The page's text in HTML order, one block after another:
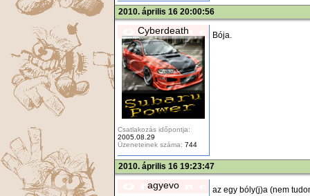
2010. április 16 20:00:56
Cyberdeath
Csatlakozás időpontja:
2005.08.29
Üzeneteinek száma: 744
Bója.
2010. április 16 19:23:47
agyevo az egy bóly(j)a (nem